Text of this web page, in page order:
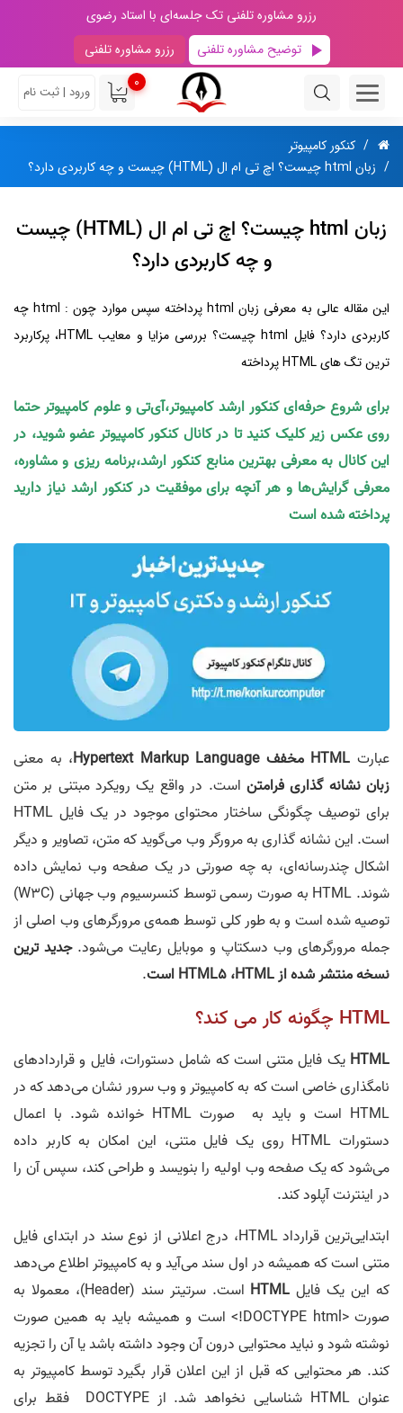
رزرو مشاوره تلفنی تک جلسه‌ای با استاد رضوی
توضیح مشاوره تلفنی
رزرو مشاوره تلفنی
0
ورود | ثبت نام
کنکور کامپیوتر
زبان html چیست؟ اچ تی ام ال (HTML) چیست و چه کاربردی دارد؟
زبان html چیست؟ اچ تی ام ال (HTML) چیست
و چه کاربردی دارد؟
این مقاله عالی به معرفی زبان html پرداخته سپس موارد چون : html چه
کاربردی دارد؟ فایل html چیست؟ بررسی مزایا و معایب HTML، پرکاربرد
ترین تگ های HTML پرداخته
برای شروع حرفه‌ای کنکور ارشد کامپیوتر،آی‌تی و علوم کامپیوتر حتما
روی عکس زیر کلیک کنید تا در کانال کنکور کامپیوتر عضو شوید، در
این کانال به معرفی بهترین منابع کنکور ارشد،برنامه ریزی و مشاوره،
معرفی گرایش‌ها و هر آنچه برای موفقیت در کنکور ارشد نیاز دارید
پرداخته شده است
عبارت HTML مخفف Hypertext Markup Language
، به معنی
زبان نشانه گذاری فرامتن است. در واقع یک رویکرد مبتنی بر متن
برای توصیف چگونگی ساختار محتوای موجود در یک فایل HTML
است. این نشانه گذاری به مرورگر وب می‌گوید که متن، تصاویر و دیگر
اشکال چندرسانه‌ای، به چه صورتی در یک صفحه وب نمایش داده
شوند. HTML به صورت رسمی توسط کنسرسیوم وب جهانی (W3C)
توصیه شده است و به طور کلی توسط همه‌ی مرورگرهای وب اصلی از
جمله مرورگرهای وب دسکتاپ و موبایل رعایت می‌شود.جدید ترین
نسخه منتشر شده از HTML5 ،HTML است
.
HTML چگونه کار می کند؟
HTML یک فایل متنی است که شامل دستورات، فایل و قراردادهای
نامگذاری خاصی است که به کامپیوتر و وب‌ سرور نشان می‌دهد که در
HTML است و باید به صورت HTML خوانده شود. با اعمال
دستورات HTML روی یک فایل متنی، این امکان به کاربر داده
می‌شود که یک صفحه وب اولیه را بنویسد و طراحی کند، سپس آن را
در اینترنت آپلود کند.
ابتدایی‌ترین قرارداد HTML، درج اعلانی از نوع سند در ابتدای فایل
متنی است که همیشه در اول سند می‌آید و به کامپیوتر اطلاع می‌دهد
که این یک فایل HTML
است. سرتیتر سند (Header)، معمولا به
صورت <DOCTYPE html!> است و همیشه باید به همین صورت
نوشته شود و نباید محتوایی درون آن وجود داشته باشد یا آن را تجزیه
کند. هر محتوایی که قبل از این اعلان قرار بگیرد توسط کامپیوتر به
عنوان HTML شناسایی نخواهد شد. از DOCTYPE فقط برای